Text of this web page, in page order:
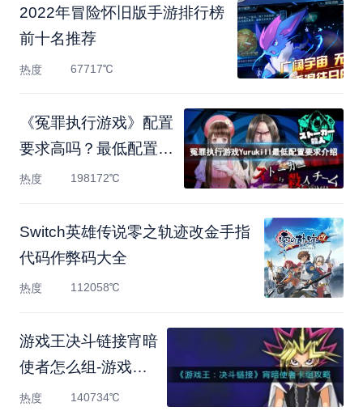
2022年冒险怀旧版手游排行榜
前十名推荐
热度 67717℃
《冤罪执行游戏》配置
要求高吗？最低配置要
求
热度 198172℃
Switch英雄传说零之轨迹改金手指
代码作弊码大全
热度 112058℃
游戏王决斗链接宵暗
使者怎么组-游戏
王：决斗链
热度 140734℃